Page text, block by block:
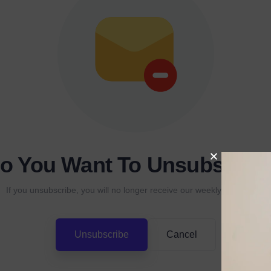
You Want To
If you unsubscribe, you will no longer receive our weekly newsletter.
Unsubscribe Cancel